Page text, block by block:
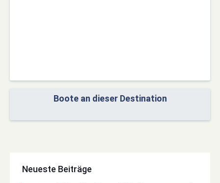
Boote an dieser Destination
Neueste Beiträge